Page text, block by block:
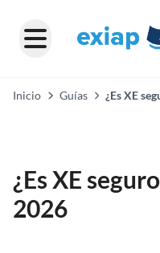
Inicio Guías
¿Es XE
¿Es XE
2026